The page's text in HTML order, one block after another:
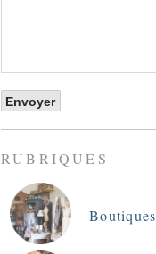
RUBRIQUES
Boutiques